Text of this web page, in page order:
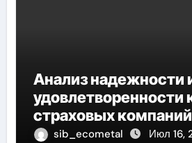
Анализ надежности
удовлетворенности
страховых
годsib_ecometal Июл 16,